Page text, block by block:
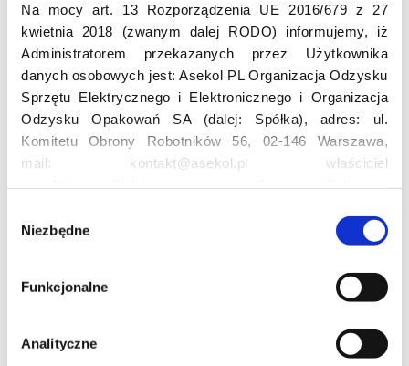
Na mocy art. 13 Rozporządzenia UE 2016/679 z 27
kwietnia 2018 (zwanym dalej RODO) informujemy, iż
Administratorem przekazanych przez Użytkownika
danych osobowych jest: Asekol PL Organizacja Odzysku
Sprzętu Elektrycznego i Elektronicznego i Organizacja
Odzysku Opakowań SA (dalej: Spółka), adres: ul.
Komitetu Obrony Robotników 56, 02-146 Warszawa,
mail: kontakt@asekol.pl właściciel
Asekolove. Administrator przetwarza następujące dane
osobowe Użytkowników: imię, nazwisko, adres e-mail,
numer telefonu, miasto, preferencje Użytkownika,
lokalizacja, obszar zainteresowania, dane przetwarzane
reklamowy Użytkownika, lokalizacja, identyfikator
urządzenia, data i godzina korzystania z serwisu, dane
Niezbędne
Funkcjonalne
Analityczne
Odwiedź nas
Edukacja
Projekt edukacyjny F(RE)Ecykling – FREEducation
Profesjonalna i Bezpieczna Utylizacja Elektroodpadów